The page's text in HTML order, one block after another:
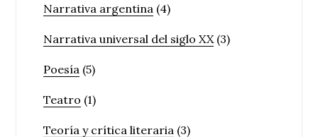
Narrativa argentina (4)
Narrativa universal del siglo XX(3)
Poesía (5)
Teatro (1)
Teoría y crítica literaria (3)